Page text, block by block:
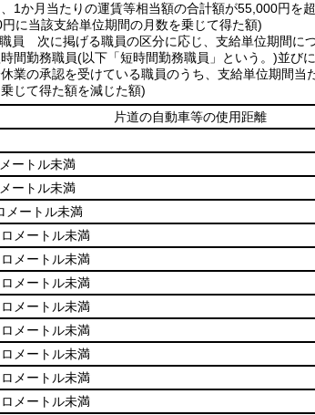
1か月当たりの運賃等相当額の合計額が55,000円
に当該支給単位期間の月数を乗じて得た額)
員 次に掲げる職員の区分に応じ、支給単位期間に
間勤務職員(以下「短時間勤務職員」という。)並びに
業の承認を受けている職員のうち、支給単位期間
じて得た額を減じた額)
片道の自動車等の使用距離
ートル未満
ートル未満
メートル未満
メートル未満
メートル未満
メートル未満
メートル未満
メートル未満
メートル未満
メートル未満
メートル未満